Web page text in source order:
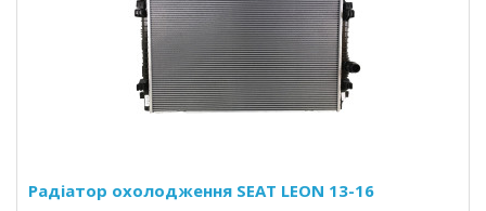
Радіатор охолодження SEAT LEON 13-16